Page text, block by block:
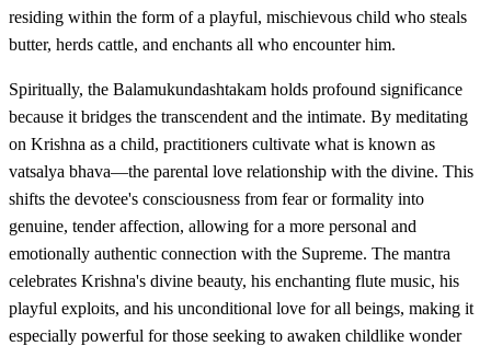
residing within the form of a playful, mischievous child who steals
butter, herds cattle, and enchants all who encounter him.
Spiritually, the Balamukundashtakam holds profound significance
because it bridges the transcendent and the intimate. By meditating
on Krishna as a child, practitioners cultivate what is known as
vatsalya bhava—the parental love relationship with the divine. This
shifts the devotee's consciousness from fear or formality into
genuine, tender affection, allowing for a more personal and
emotionally authentic connection with the Supreme. The mantra
celebrates Krishna's divine beauty, his enchanting flute music, his
playful exploits, and his unconditional love for all beings, making it
especially powerful for those seeking to awaken childlike wonder